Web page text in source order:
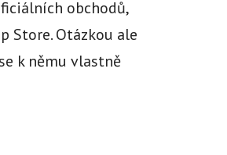
obchodů,
Store. Otázkou ale
k němu vlastně